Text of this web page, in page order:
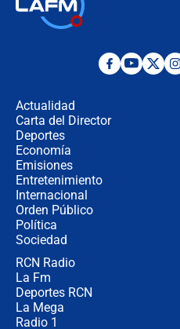
Actualidad
Carta del Director
Deportes
Economía
Emisiones
Entretenimiento
Internacional
Orden Público
Política
Sociedad
RCN Radio
La Fm
Deportes RCN
La Mega
Radio 1